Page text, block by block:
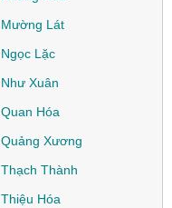
Mường Lát
Ngọc Lặc
Như Xuân
Quan Hóa
Quảng Xương
Thạch Thành
Thiệu Hóa